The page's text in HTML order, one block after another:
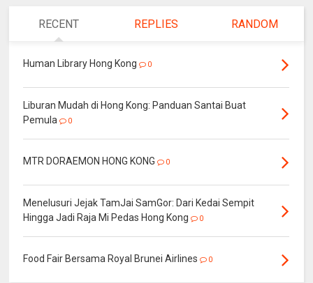
RECENT REPLIES RANDOM
Human Library Hong Kong 0
Liburan Mudah di Hong Kong: Panduan Santai Buat
Pemula
0
MTR DORAEMON HONG KONG 0
Menelusuri Jejak TamJai SamGor: Dari Kedai Sempit
Hingga Jadi Raja Mi Pedas Hong Kong
0
Food Fair Bersama Royal Brunei Airlines 0